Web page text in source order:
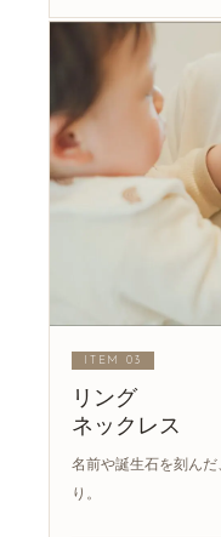
ITEM 03
リング
ネックレス
名前や誕生石を刻ん
り。